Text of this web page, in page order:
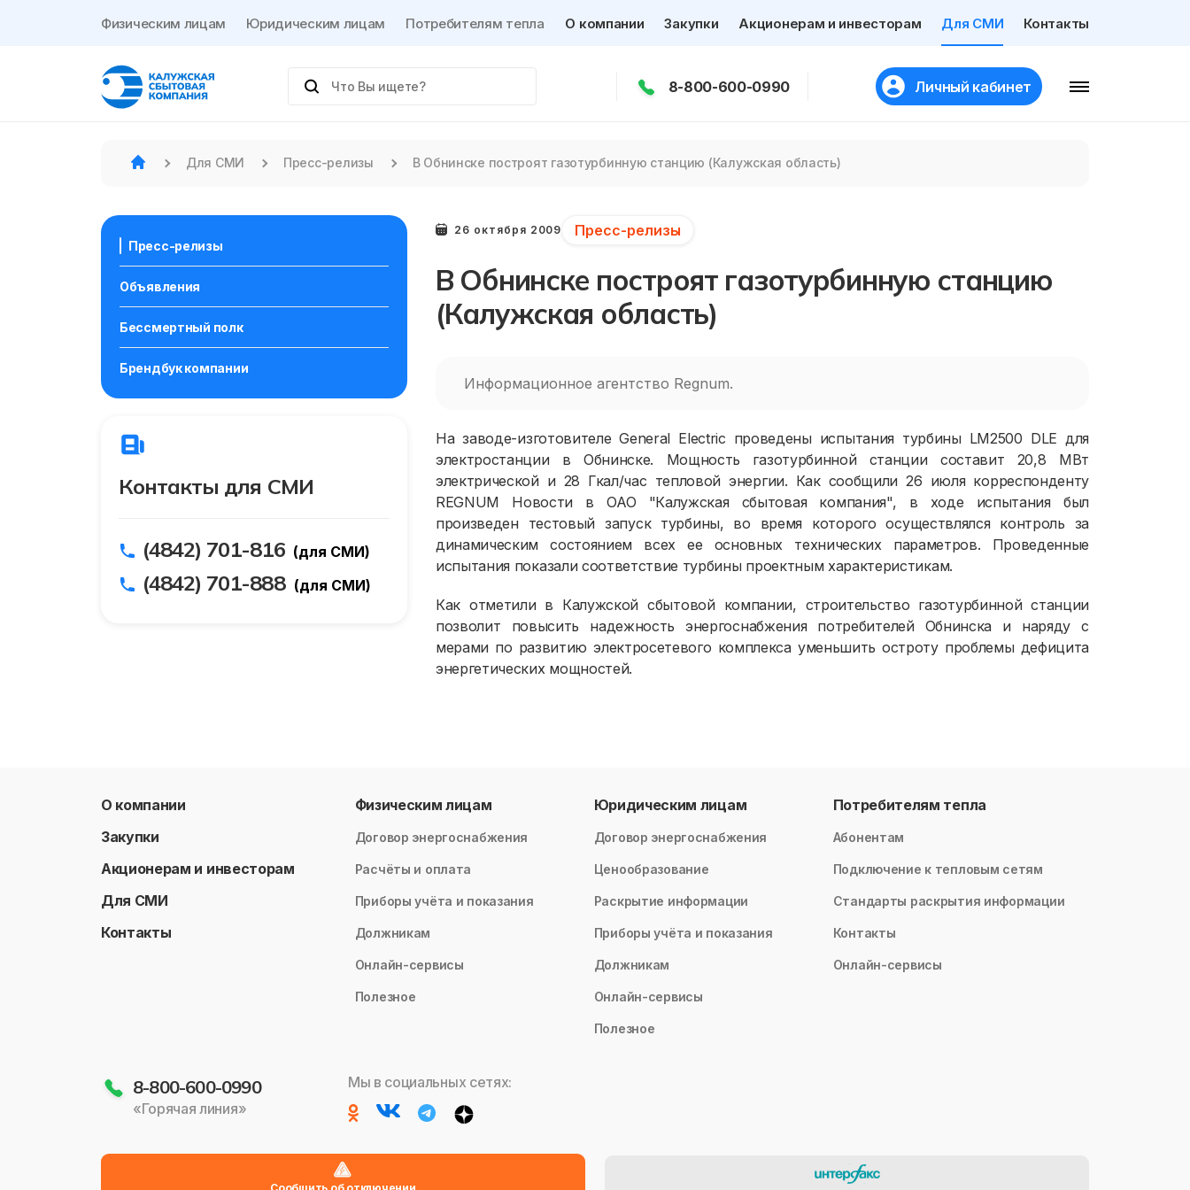
Физическим лицам Юридическим лицам Потребителям тепла О компании Закупки Акционерам и инвесторам Для СМИ Контакты
8-800-600-0990 Личный кабинет
Для СМИ Пресс-релизы В Обнинске построят газотурбинную станцию (Калужская область)
Пресс-релизы
Объявления
Бессмертный полк
Брендбук компании
Контакты для СМИ
(4842) 701-816 (для СМИ)
(4842) 701-888 (для СМИ)
26 октября 2009 Пресс-релизы
В Обнинске построят газотурбинную станцию
(Калужская область)
Информационное агентство Regnum.
На заводе-изготовителе General Electric проведены испытания турбины LM2500 DLE для
электростанции в Обнинске. Мощность газотурбинной станции составит 20,8 МВт
электрической и 28 Гкал/час тепловой энергии. Как сообщили 26 июля корреспонденту
REGNUM Новости в ОАО "Калужская сбытовая компания", в ходе испытания был
произведен тестовый запуск турбины, во время которого осуществлялся контроль за
динамическим состоянием всех ее основных технических параметров. Проведенные
испытания показали соответствие турбины проектным характеристикам.
Как отметили в Калужской сбытовой компании, строительство газотурбинной станции
позволит повысить надежность энергоснабжения потребителей Обнинска и наряду с
мерами по развитию электросетевого комплекса уменьшить остроту проблемы дефицита
энергетических мощностей.
О компании
Закупки
Акционерам и инвесторам
Для СМИ
Контакты
Физическим лицам
Договор энергоснабжения
Расчёты и оплата
Приборы учёта и показания
Должникам
Онлайн-сервисы
Полезное
Юридическим лицам
Договор энергоснабжения
Ценообразование
Раскрытие информации
Приборы учёта и показания
Должникам
Онлайн-сервисы
Полезное
Потребителям тепла
Абонентам
Подключение к тепловым сетям
Стандарты раскрытия информации
Контакты
Онлайн-сервисы
8-800-600-0990
«Горячая линия»
Мы в социальных сетях: